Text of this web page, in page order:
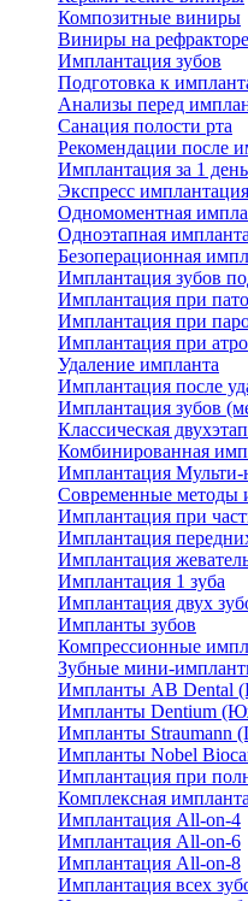
Композитные виниры
Виниры на рефракторе
Имплантация зубов
Подготовка к
Анализы перед
Санация полости рта
Рекомендации после
Имплантация за 1 день
Экспресс имплантация
Одномоментная
Одноэтапная
Безоперационная
Имплантация зубов
Имплантация при
Имплантация при
Имплантация при
Удаление импланта
Имплантация после
Имплантация зубов
Классическая
Комбинированная
Имплантация
Современные методы
Имплантация при
Имплантация
Имплантация
Имплантация 1 зуба
Имплантация двух
Импланты зубов
Компрессионные
Зубные мини-
Импланты AB Dental
Импланты Dentium
Импланты Straumann
Импланты Nobel
Имплантация при
Комплексная
Имплантация All-on-4
Имплантация All-on-6
Имплантация All-on-8
Имплантация всех